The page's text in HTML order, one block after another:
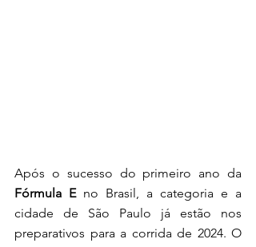
Após o sucesso do primeiro ano da
Fórmula E no Brasil, a categoria e a
cidade de São Paulo já estão nos
preparativos para a corrida de 2024. O